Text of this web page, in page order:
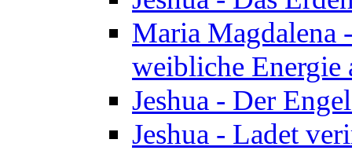
Maria Magdalena
weibliche Energie
Jeshua - Der
Jeshua - Ladet